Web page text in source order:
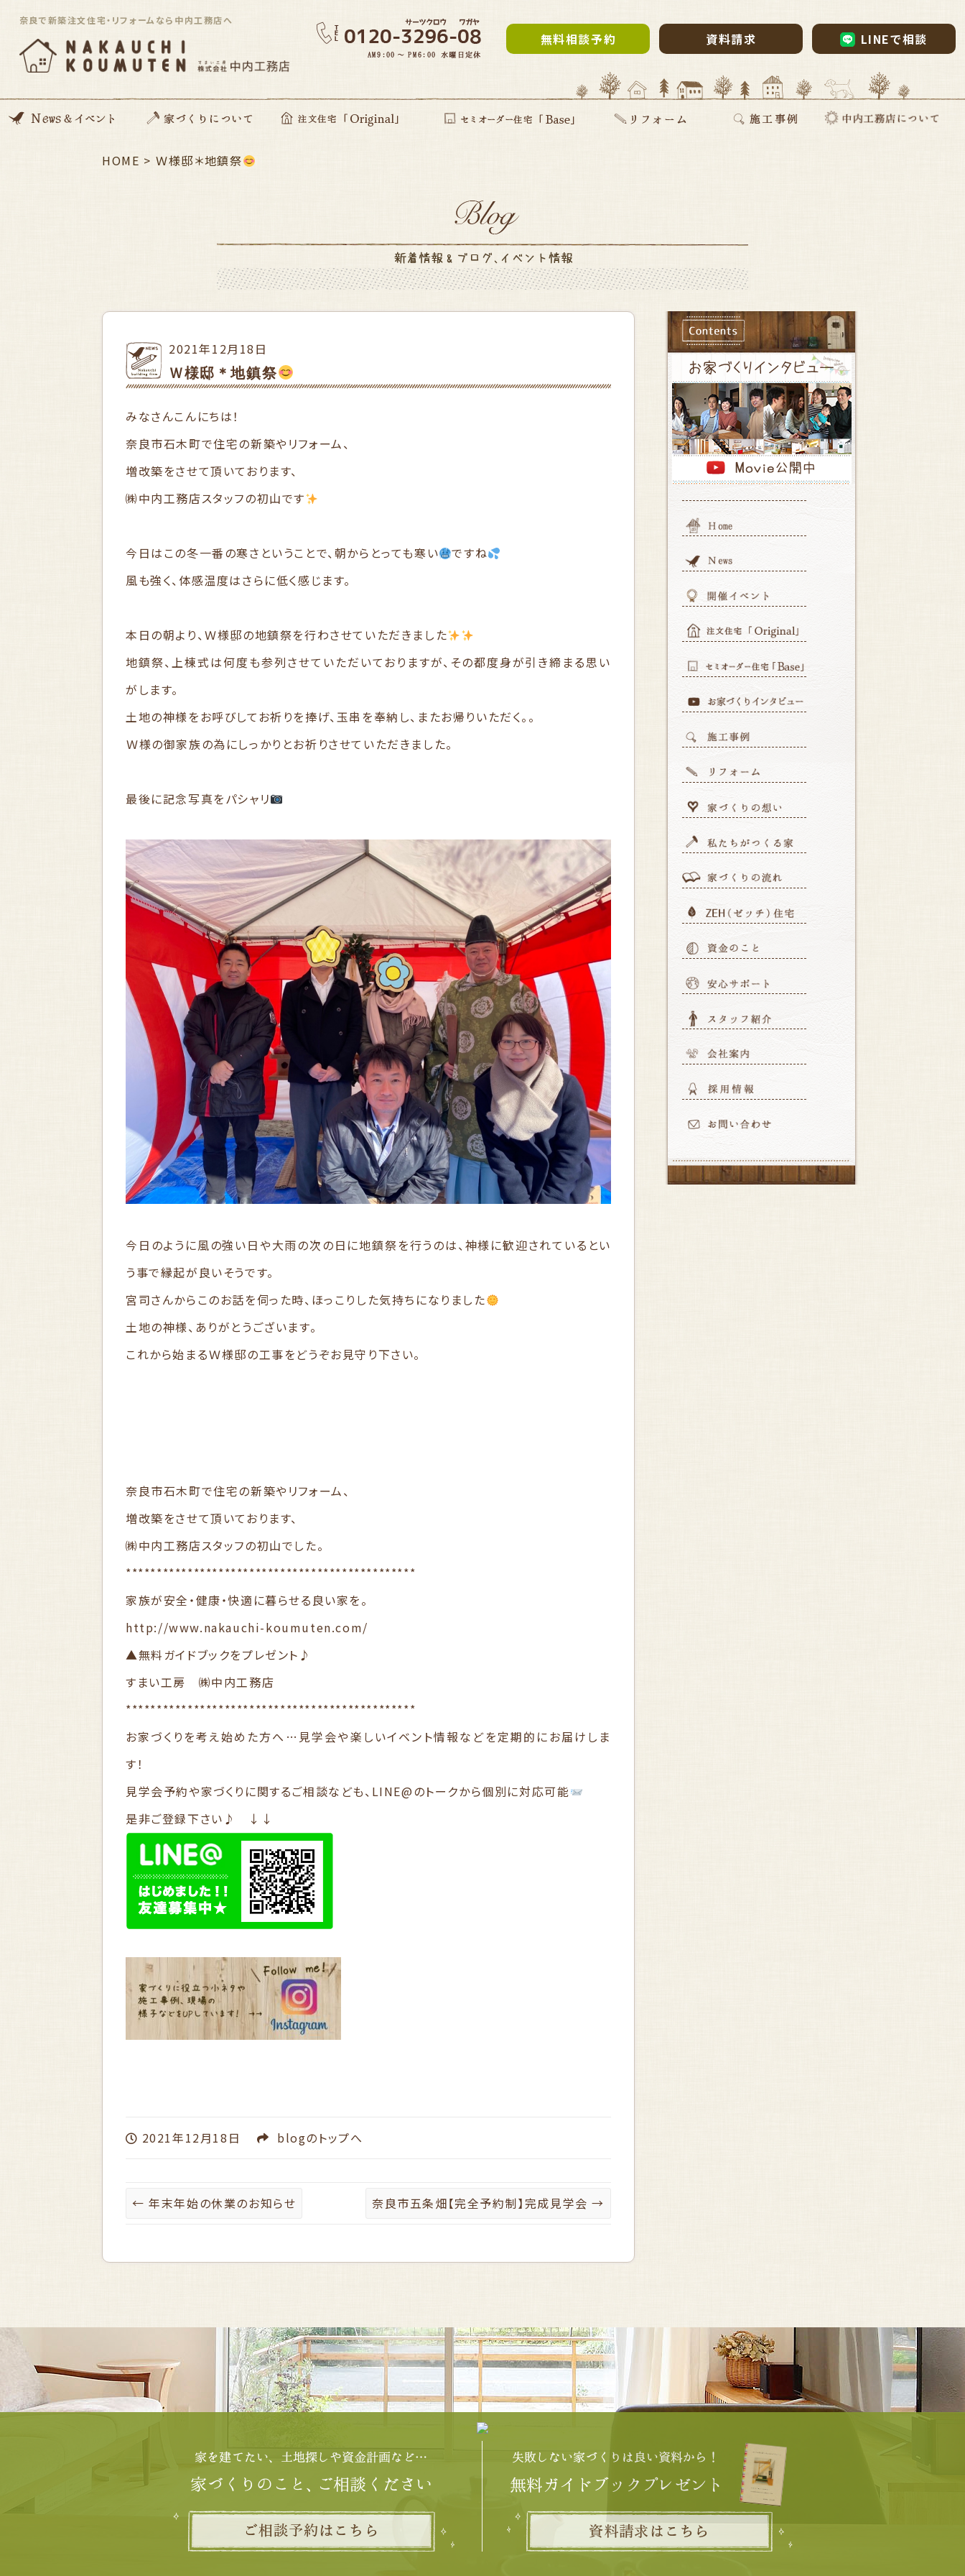
奈良で新築注文住宅・リフォームなら中内工務店へ
無料相談予約 資料請求 LINEで相談
住んでる住まい見学会 家づくりの想い
動画コンテンツ
私たちがつくる家
家づくりの流れ
ZEH住宅
SDGsへの取り組み
資金のこと
安心サポート
HOME > Ｗ様邸＊地鎮祭
2021年12月18日
Ｗ様邸＊地鎮祭
みなさんこんにちは！
奈良市石木町で住宅の新築やリフォーム、
増改築をさせて頂いております、
㈱中内工務店スタッフの初山です
今日はこの冬一番の寒さということで、朝からとっても寒い
ですね
風も強く、体感温度はさらに低く感じます。
本日の朝より、Ｗ様邸の地鎮祭を行わさせていただきました
地鎮祭、上棟式は何度も参列させていただいておりますが、その都度身が引き締まる思い
がします。
土地の神様をお呼びしてお祈りを捧げ、玉串を奉納し、またお帰りいただく。。
Ｗ様の御家族の為にしっかりとお祈りさせていただきました。
最後に記念写真をパシャリ
今日のように風の強い日や大雨の次の日に地鎮祭を行うのは、神様に歓迎されているとい
う事で縁起が良いそうです。
宮司さんからこのお話を伺った時、ほっこりした気持ちになりました
土地の神様、ありがとうございます。
これから始まるＷ様邸の工事をどうぞお見守り下さい。
奈良市石木町で住宅の新築やリフォーム、
増改築をさせて頂いております、
㈱中内工務店スタッフの初山でした。
***********************************************
家族が安全・健康・快適に暮らせる良い家を。
http://www.nakauchi-koumuten.com/
▲無料ガイドブックをプレゼント♪
すまい工房 ㈱中内工務店
***********************************************
お家づくりを考え始めた方へ…見学会や楽しいイベント情報などを定期的にお届けしま
す！
見学会予約や家づくりに関するご相談なども、LINE@のトークから個別に対応可能
是非ご登録下さい♪ ↓↓
2021年12月18日 blogのトップへ
← 年末年始の休業のお知らせ 奈良市五条畑【完全予約制】完成見学会→